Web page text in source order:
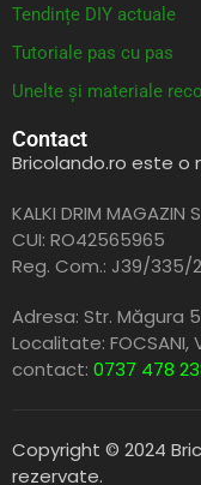
Tendințe DIY actuale
Tutoriale pas cu pas
Unelte și materiale
Contact
Bricolando.ro este
KALKI DRIM MAGAZIN
CUI: RO42565965
Reg. Com.: J39/335/
Adresa: Str. Măgura
Localitate: FOCSANI,
contact: 0737 478
Copyright © 2024
rezervate.